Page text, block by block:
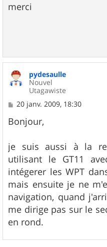
merci
pydesaulle
Nouvel
Utagawiste
M
s
s
g
e
20 janv. 2009, 18:30
Bonjour,
je suis aussi à la
utilisant le GT11
intégerer les WPT
mais ensuite je ne
navigation, quand
me dirige pas sur le
en rond.